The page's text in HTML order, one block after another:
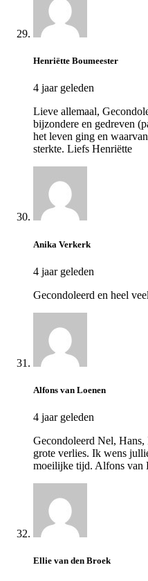
Henriëtte Boumeester
4 jaar geleden
Lieve allemaal,
bijzondere en gedreven
het leven ging en
sterkte. Liefs Henriëtte
Anika Verkerk
4 jaar geleden
Gecondoleerd en heel
Alfons van Loenen
4 jaar geleden
Gecondoleerd Nel,
grote verlies. Ik wens
moeilijke tijd. Alfons van
Ellie van den Broek